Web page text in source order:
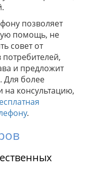
позволяет
помощь, не
совет от
и предложит
Для более
консультацию,
.